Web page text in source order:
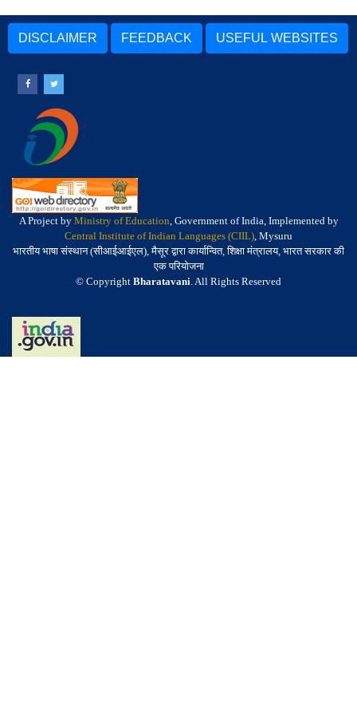
DISCLAIMER FEEDBACK USEFUL WEBSITES
A Project by Ministry of Education, Government of India, Implemented by
Central Institute of Indian Languages (CIIL), Mysuru
भारतीय भाषा संस्थान (सीआईआईएल), मैसूर द्वारा कार्यान्वित, शिक्षा मंत्रालय, भारत सरकार की
एक परियोजना
© Copyright Bharatavani. All Rights Reserved